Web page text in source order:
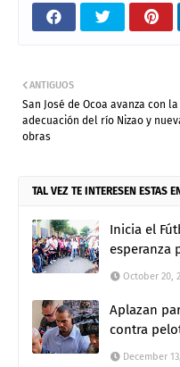
ANTIGUOS
San José de Ocoa avanza con la
adecuación del río Nizao y
obras
TAL VEZ TE INTERESEN ESTAS
Inicia el
esperanza
October 20,
Aplazan
contra
December